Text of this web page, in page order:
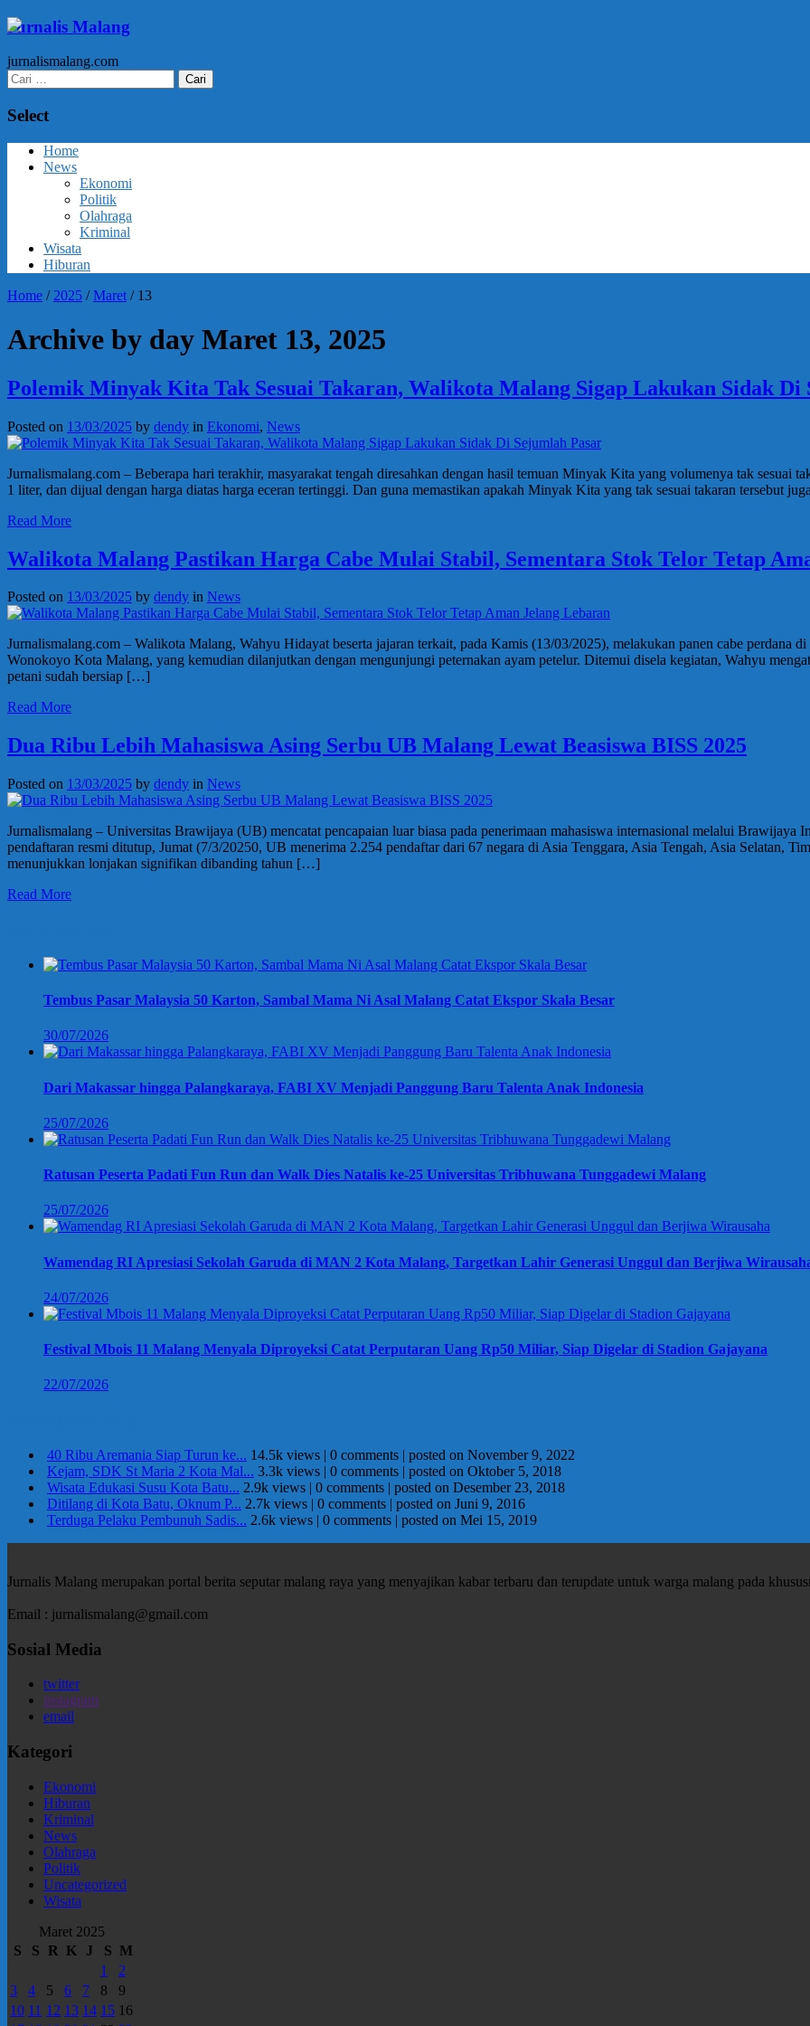
Jurnalis Malang
jurnalismalang.com
Cari
untuk:
Select
Home
News
Ekonomi
Politik
Olahraga
Kriminal
Wisata
Hiburan
Home / 2025 /Maret / 13
Archive by day Maret 13, 2025
Polemik Minyak Kita Tak Sesuai Takaran, Walikota Malang Sigap Lakukan Sidak Di
Posted on 13/03/2025 by dendy in Ekonomi, News
Jurnalismalang.com – Beberapa hari terakhir, masyarakat tengah diresahkan dengan hasil temuan Minyak Kita yang volumenya tak sesuai
1 liter, dan dijual dengan harga diatas harga eceran tertinggi. Dan guna memastikan apakah Minyak Kita yang tak sesuai takaran tersebut
Read More
Walikota Malang Pastikan Harga Cabe Mulai Stabil, Sementara Stok Telor Tetap
Posted on 13/03/2025 by dendy in News
Jurnalismalang.com – Walikota Malang, Wahyu Hidayat beserta jajaran terkait, pada Kamis (13/03/2025), melakukan panen cabe perdana
Wonokoyo Kota Malang, yang kemudian dilanjutkan dengan mengunjungi peternakan ayam petelur. Ditemui disela kegiatan, Wahyu
petani sudah bersiap […]
Read More
Dua Ribu Lebih Mahasiswa Asing Serbu UB Malang Lewat Beasiswa BISS 2025
Posted on 13/03/2025 by dendy in News
Jurnalismalang – Universitas Brawijaya (UB) mencatat pencapaian luar biasa pada penerimaan mahasiswa internasional melalui Brawijaya
pendaftaran resmi ditutup, Jumat (7/3/20250, UB menerima 2.254 pendaftar dari 67 negara di Asia Tenggara, Asia Tengah, Asia Selatan,
menunjukkan lonjakan signifikan dibanding tahun […]
Read More
Tembus Pasar Malaysia 50 Karton, Sambal Mama Ni Asal Malang Catat Ekspor Skala Besar
30/07/2026
Dari Makassar hingga Palangkaraya, FABI XV Menjadi Panggung Baru Talenta Anak Indonesia
25/07/2026
Ratusan Peserta Padati Fun Run dan Walk Dies Natalis ke-25 Universitas Tribhuwana Tunggadewi Malang
25/07/2026
Wamendag RI Apresiasi Sekolah Garuda di MAN 2 Kota Malang, Targetkan Lahir Generasi Unggul dan Berjiwa
24/07/2026
Festival Mbois 11 Malang Menyala Diproyeksi Catat Perputaran Uang Rp50 Miliar, Siap Digelar di Stadion Gajayana
22/07/2026
40 Ribu Aremania Siap Turun ke... 14.5k views | 0 comments | posted on November 9, 2022
Kejam, SDK St Maria 2 Kota Mal... 3.3k views | 0 comments | posted on Oktober 5, 2018
Wisata Edukasi Susu Kota Batu... 2.9k views | 0 comments | posted on Desember 23, 2018
Ditilang di Kota Batu, Oknum P... 2.7k views | 0 comments | posted on Juni 9, 2016
Terduga Pelaku Pembunuh Sadis... 2.6k views | 0 comments | posted on Mei 15, 2019
Jurnalis Malang merupakan portal berita seputar malang raya yang menyajikan kabar terbaru dan terupdate untuk warga malang pada
Email : jurnalismalang@gmail.com
Sosial Media
twitter
instagram
email
Kategori
Ekonomi
Hiburan
Kriminal
News
Olahraga
Politik
Uncategorized
Wisata
Maret 2025
S
S R K J S M
1
2
3
4 5 6 7 8
9
10 11 12 13 14 15 16